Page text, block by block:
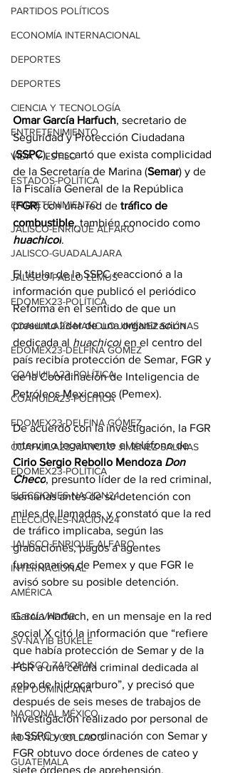
PARTIDOS POLÍTICOS
ECONOMÍA INTERNACIONAL
DEPORTES
DEPORTES
CIENCIA Y TECNOLOGÍA
ENTRETENIMIENTO
VIDA Y ESTILO
ESTADOS-POLÍTICA
ENTRETENIMIENTO
JALISCO-ENRIQUE ALFARO
JALISCO-GUADALAJARA
JALISCO-PABLO LEMUS
EDOMEX23-POLÍTICA
COAHUILA23-MANOLO JIMÉNEZ SALINAS
EDOMEX23-DELFINA GÓMEZ
COAHUILA23-POLÍTICA
COAHUILA23-POLÍTICA
EDOMEX23-DELFINA GÓMEZ
COAHUILA23-MANOLO JIMÉNEZ SALINAS
EDOMEX23-POLÍTICA
ELECCIONES-NACION24
ELECCIONES-NACION24
JALISCO-ENRIQUE ALFARO
INTERNACIONAL
AMÉRICA
EL SALVADOR
SV-NAYIB BUKELE
JALISCO-ZAPOPAN
REP DOMINICANA
NACIONAL MÉXICO
RD-DAVID COLLADO
GUATEMALA
Omar García Harfuch, secretario de
Seguridad y Protección Ciudadana
(SSPC), descartó que exista complicidad
de la Secretaría de Marina (Semar) y de
la Fiscalía General de la República
(FGR) con una red de tráfico de
combustible, también conocido como
huachicol.
El titular de la SSPC reaccionó a la
información que publicó el periódico
Reforma en el sentido de que un
presunto líder de una organización
dedicada al huachicol en el centro del
país recibía protección de Semar, FGR y
de la Coordinación de Inteligencia de
Petróleos Mexicanos (Pemex).
De acuerdo con la investigación, la FGR
intervino legalmente el teléfono de
Cirio Sergio Rebollo Mendoza Don
Checo, presunto líder de la red criminal,
semanas antes de su detención con
miles de llamadas, y constató que la red
de tráfico implicaba, según las
grabaciones, pagos a agentes
funcionarios de Pemex y que FGR le
avisó sobre su posible detención.
García Harfuch, en un mensaje en la red
social X citó la información que “refiere
que había protección de Semar y de la
FGR a una célula criminal dedicada al
robo de hidrocarburo”, y precisó que
después de seis meses de trabajos de
investigación realizado por personal de
la SSPC y en coordinación con Semar y
FGR obtuvo doce órdenes de cateo y
siete órdenes de aprehensión.